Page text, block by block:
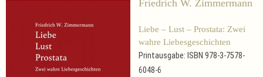
Friedrich W. Zimmermann
Liebe – Lust – Prostata: Zwei
wahre Liebesgeschichten
Printausgabe: ISBN 978-3-7578-
6048-6